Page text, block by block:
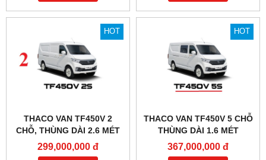
HOT
THACO VAN TF450V 2
CHỖ, THÙNG DÀI 2.6 MÉT
299,000,000 đ
HOT
THACO VAN TF450V 5 CHỖ
THÙNG DÀI 1.6 MÉT
367,000,000 đ